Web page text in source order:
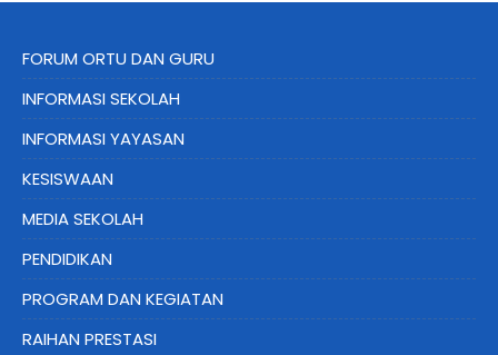
FORUM ORTU DAN GURU
INFORMASI SEKOLAH
INFORMASI YAYASAN
KESISWAAN
MEDIA SEKOLAH
PENDIDIKAN
PROGRAM DAN KEGIATAN
RAIHAN PRESTASI